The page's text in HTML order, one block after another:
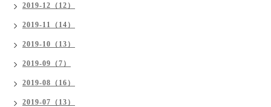
2019-12（12）
2019-11（14）
2019-10（13）
2019-09（7）
2019-08（16）
2019-07（13）